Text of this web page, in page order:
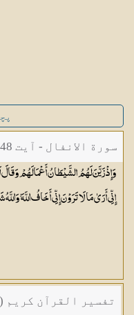
سورة الانفال - آیت 48
وَإِذْ زَيَّنَ لَهُمُ الشَّيْطَانُ أَعْمَالَهُمْ
إِنِّي أَرَىٰ مَا لَا تَرَوْنَ إِنِّي أَخَافُ اللَّهَ
تفسیر القرآن کریم